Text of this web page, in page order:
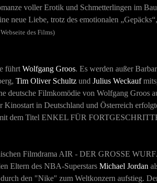
voller Erotik und Schmetterlingen im
Liebe, trotz des emotionalen
des Films)
führt Wolfgang Groos. Es werden außer
Tim Oliver Schultz und Julius Weckauf
Filmkomödie von Wolfgang Groos
Kinostart in Deutschland und Österreich
dem Titel ENKEL FÜR
Filmdrama AIR - DER GROSSE WURF.
Eltern des NBA-Superstars Michael Jordan
den "Nike" zum Weltkonzern aufstieg.